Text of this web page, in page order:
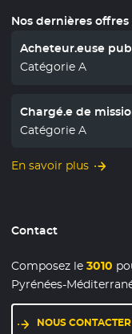
Nos dernières
Acheteur.euse
Catégorie A
Chargé.e de
Catégorie A
En savoir plus
Contact
Composez le3010
Pyrénées-
NOUS CONTACTER